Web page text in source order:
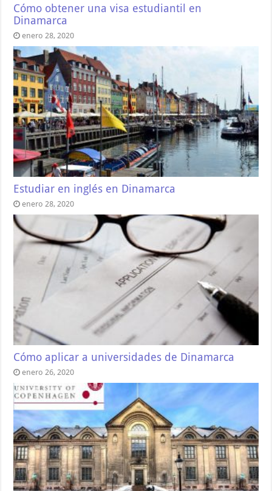
Cómo obtener una visa estudiantil en
Dinamarca
enero 28, 2020
Estudiar en inglés en Dinamarca
enero 28, 2020
Cómo aplicar a universidades de Dinamarca
enero 26, 2020